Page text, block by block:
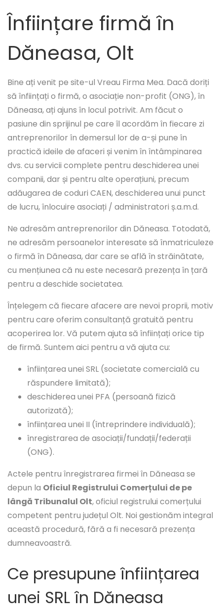
Înființare firmă în
Dăneasa, Olt
Bine ați venit pe site-ul Vreau Firma Mea. Dacă doriți
să înființați o firmă, o asociație non-profit (ONG), în
Dăneasa, ați ajuns în locul potrivit. Am făcut o
pasiune din sprijinul pe care îl acordăm în fiecare zi
antreprenorilor în demersul lor de a-și pune în
practică ideile de afaceri și venim în întâmpinarea
dvs. cu servicii complete pentru deschiderea unei
companii, dar și pentru alte operațiuni, precum
adăugarea de coduri CAEN, deschiderea unui punct
de lucru, înlocuire asociați / administratori ș.a.m.d.
Ne adresăm antreprenorilor din Dăneasa. Totodată,
ne adresăm persoanelor interesate să înmatriculeze
o firmă în Dăneasa, dar care se află în străinătate,
cu mențiunea că nu este necesară prezența în țară
pentru a deschide societatea.
Înțelegem că fiecare afacere are nevoi proprii, motiv
pentru care oferim consultanță gratuită pentru
acoperirea lor. Vă putem ajuta să înființați orice tip
de firmă. Suntem aici pentru a vă ajuta cu:
înființarea unei SRL (societate comercială cu
răspundere limitată);
deschiderea unei PFA (persoană fizică
autorizată);
înființarea unei II (întreprindere individuală);
înregistrarea de asociații/fundații/federații
(ONG).
Actele pentru înregistrarea firmei în Dăneasa se
depun la Oficiul Registrului Comerțului de pe
lângă Tribunalul Olt, oficiul registrului comerțului
competent pentru județul Olt. Noi gestionăm integral
această procedură, fără a fi necesară prezența
dumneavoastră.
Ce presupune înființarea
unei SRL în Dăneasa